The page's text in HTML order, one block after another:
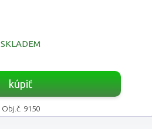
SKLADEM
kúpiť
Obj.č. 9150